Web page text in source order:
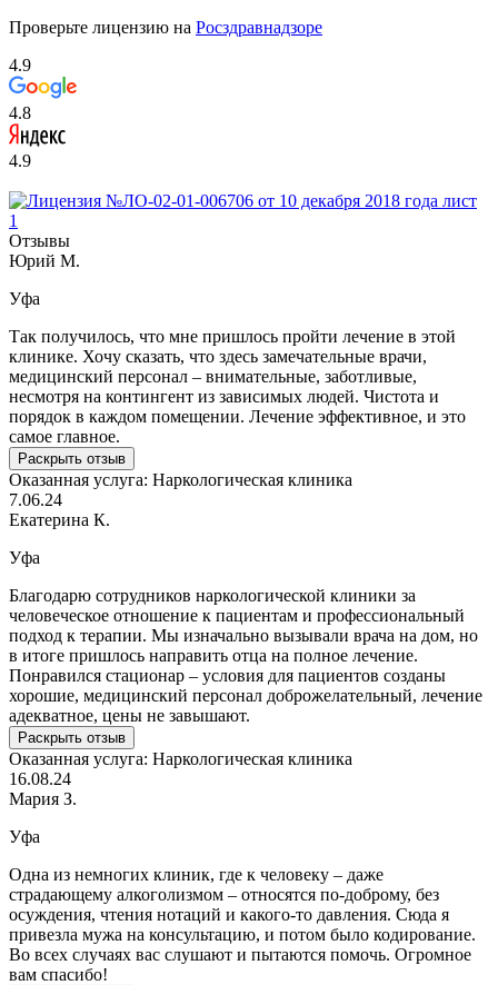
Проверьте лицензию на Росздравнадзоре
4.9
4.8
4.9
Отзывы
Юрий М.
Уфа
Так получилось, что мне пришлось пройти лечение в этой
клинике. Хочу сказать, что здесь замечательные врачи,
медицинский персонал – внимательные, заботливые,
несмотря на контингент из зависимых людей. Чистота и
порядок в каждом помещении. Лечение эффективное, и это
самое главное.
Раскрыть отзыв
Оказанная услуга: Наркологическая клиника
7.06.24
Екатерина К.
Уфа
Благодарю сотрудников наркологической клиники за
человеческое отношение к пациентам и профессиональный
подход к терапии. Мы изначально вызывали врача на дом, но
в итоге пришлось направить отца на полное лечение.
Понравился стационар – условия для пациентов созданы
хорошие, медицинский персонал доброжелательный, лечение
адекватное, цены не завышают.
Раскрыть отзыв
Оказанная услуга: Наркологическая клиника
16.08.24
Мария З.
Уфа
Одна из немногих клиник, где к человеку – даже
страдающему алкоголизмом – относятся по-доброму, без
осуждения, чтения нотаций и какого-то давления. Сюда я
привезла мужа на консультацию, и потом было кодирование.
Во всех случаях вас слушают и пытаются помочь. Огромное
вам спасибо!